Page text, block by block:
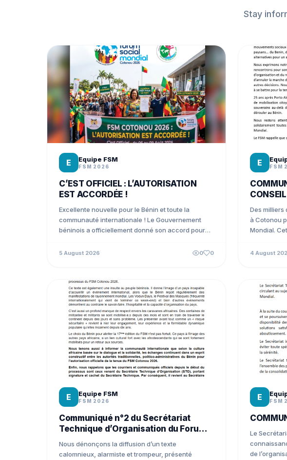
Stay
E Equipe FSM
FSM 2026
C’EST OFFICIEL : L’AUTORISATION
EST ACCORDÉE !
Excellente nouvelle pour le Bénin et toute la
communauté internationale ! Le Gouvernement
béninois a officiellement donné son accord pour
5 August 2026 0 0
E FSM
AU FSM
Des milliers
à Cotonou
Mondial.
4 August
E Equipe FSM
FSM 2026
Communiqué n°2 du Secrétariat
Technique d’Organisation du Forum
Social Mondial Cotonou 2026
Nous dénonçons la diffusion d’un texte
calomnieux, alarmiste et trompeur, présenté
E FSM
Le
de